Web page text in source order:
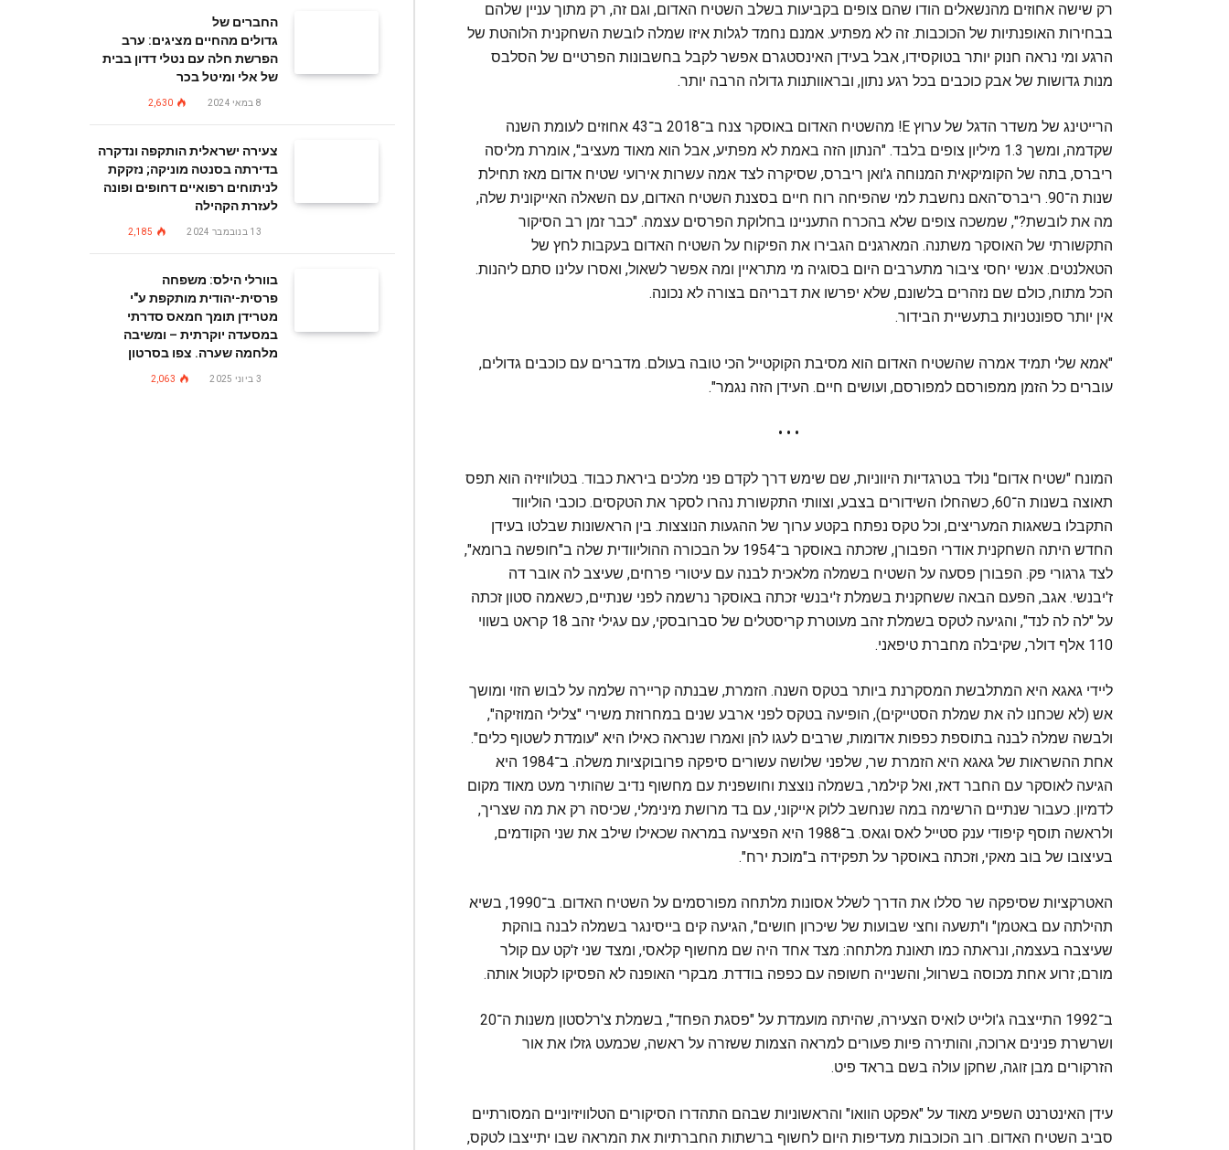
רק שישה אחוזים מהנשאלים הודו שהם צופים בקביעות בשלב השטיח האדום, וגם זה, רק מתוך עניין שלהם
בבחירות האופנתיות של הכוכבות. זה לא מפתיע. אמנם נחמד לגלות איזו שמלה לובשת השחקנית הלוהטת של
הרגע ומי נראה חנוק יותר בטוקסידו, אבל בעידן האינסטגרם אפשר לקבל בחשבונות הפרטיים של הסלבס
מנות גדושות של אבק כוכבים בכל רגע נתון, ובראוותנות גדולה הרבה יותר.
הרייטינג של משדר הדגל של ערוץ E! מהשטיח האדום באוסקר צנח ב־2018 ב־43 אחוזים לעומת השנה
שקדמה, ומשך 1.3 מיליון צופים בלבד. "הנתון הזה באמת לא מפתיע, אבל הוא מאוד מעציב", אומרת מליסה
ריברס, בתה של הקומיקאית המנוחה ג'ואן ריברס, שסיקרה לצד אמה עשרות אירועי שטיח אדום מאז תחילת
שנות ה־90. ריברס־האם נחשבת למי שהפיחה רוח חיים בסצנת השטיח האדום, עם השאלה האייקונית שלה,
מה את לובשת?", שמשכה צופים שלא בהכרח התעניינו בחלוקת הפרסים עצמה. "כבר זמן רב הסיקור
התקשורתי של האוסקר משתנה. המארגנים הגבירו את הפיקוח על השטיח האדום בעקבות לחץ של
הטאלנטים. אנשי יחסי ציבור מתערבים היום בסוגיה מי מתראיין ומה אפשר לשאול, ואסרו עלינו סתם ליהנות.
הכל מתוח, כולם שם נזהרים בלשונם, שלא יפרשו את דבריהם בצורה לא נכונה.
אין יותר ספונטניות בתעשיית הבידור.
"אמא שלי תמיד אמרה שהשטיח האדום הוא מסיבת הקוקטייל הכי טובה בעולם. מדברים עם כוכבים גדולים,
עוברים כל הזמן ממפורסם למפורסם, ועושים חיים. העידן הזה נגמר".
• • •
המונח "שטיח אדום" נולד בטרגדיות היווניות, שם שימש דרך לקדם פני מלכים ביראת כבוד. בטלוויזיה הוא תפס
תאוצה בשנות ה־60, כשהחלו השידורים בצבע, וצוותי התקשורת נהרו לסקר את הטקסים. כוכבי הוליווד
התקבלו בשאגות המעריצים, וכל טקס נפתח בקטע ערוך של ההגעות הנוצצות. בין הראשונות שבלטו בעידן
החדש היתה השחקנית אודרי הפבורן, שזכתה באוסקר ב־1954 על הבכורה ההוליוודית שלה ב"חופשה ברומא",
לצד גרגורי פק. הפבורן פסעה על השטיח בשמלה מלאכית לבנה עם עיטורי פרחים, שעיצב לה אובר דה
ז'יבנשי. אגב, הפעם הבאה ששחקנית בשמלת ז'יבנשי זכתה באוסקר נרשמה לפני שנתיים, כשאמה סטון זכתה
על "לה לה לנד", והגיעה לטקס בשמלת זהב מעוטרת קריסטלים של סברובסקי, עם עגילי זהב 18 קראט בשווי
110 אלף דולר, שקיבלה מחברת טיפאני.
ליידי גאגא היא המתלבשת המסקרנת ביותר בטקס השנה. הזמרת, שבנתה קריירה שלמה על לבוש הזוי ומושך
אש (לא שכחנו לה את שמלת הסטייקים), הופיעה בטקס לפני ארבע שנים במחרוזת משירי "צלילי המוזיקה",
ולבשה שמלה לבנה בתוספת כפפות אדומות, שרבים לעגו להן ואמרו שנראה כאילו היא "עומדת לשטוף כלים".
אחת ההשראות של גאגא היא הזמרת שר, שלפני שלושה עשורים סיפקה פרובוקציות משלה. ב־1984 היא
הגיעה לאוסקר עם החבר דאז, ואל קילמר, בשמלה נוצצת וחושפנית עם מחשוף נדיב שהותיר מעט מאוד מקום
לדמיון. כעבור שנתיים הרשימה במה שנחשב ללוק אייקוני, עם בד מרושת מינימלי, שכיסה רק את מה שצריך,
ולראשה תוסף קיפודי ענק סטייל לאס וגאס. ב־1988 היא הפציעה במראה שכאילו שילב את שני הקודמים,
בעיצובו של בוב מאקי, וזכתה באוסקר על תפקידה ב"מוכת ירח".
האטרקציות שסיפקה שר סללו את הדרך לשלל אסונות מלתחה מפורסמים על השטיח האדום. ב־1990, בשיא
תהילתה עם באטמן" ו"תשעה וחצי שבועות של שיכרון חושים", הגיעה קים בייסינגר בשמלה לבנה בוהקת
שעיצבה בעצמה, ונראתה כמו תאונת מלתחה: מצד אחד היה שם מחשוף קלאסי, ומצד שני ז'קט עם קולר
מורם; זרוע אחת מכוסה בשרוול, והשנייה חשופה עם כפפה בודדת. מבקרי האופנה לא הפסיקו לקטול אותה.
ב־1992 התייצבה ג'ולייט לואיס הצעירה, שהיתה מועמדת על "פסגת הפחד", בשמלת צ'רלסטון משנות ה־20
ושרשרת פנינים ארוכה, והותירה פיות פעורים למראה הצמות ששזרה על ראשה, שכמעט גזלו את אור
הזרקורים מבן זוגה, שחקן עולה בשם בראד פיט.
עידן האינטרנט השפיע מאוד על "אפקט הוואו" והראשוניות שבהם התהדרו הסיקורים הטלוויזיוניים המסורתיים
סביב השטיח האדום. רוב הכוכבות מעדיפות היום לחשוף ברשתות החברתיות את המראה שבו יתייצבו לטקס,
החברים של
גדולים מהחיים מציגים: ערב
הפרשת חלה עם נטלי דדון בבית
של אלי ומיטל בכר
8 במאי 2024 2,630
צעירה ישראלית הותקפה ונדקרה
בדירתה בסנטה מוניקה; נזקקת
לניתוחים רפואיים דחופים ופונה
לעזרת הקהילה
13 בנובמבר 2024 2,185
בוורלי הילס: משפחה
פרסית-יהודית מותקפת ע"י
מטרידן תומך חמאס סדרתי
במסעדה יוקרתית – ומשיבה
מלחמה שערה. צפו בסרטון
3 ביוני 2025 2,063